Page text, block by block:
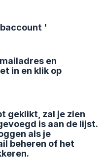
'
en
in en klik op
geklikt, zal je zien
is aan de lijst.
als je
beheren of het